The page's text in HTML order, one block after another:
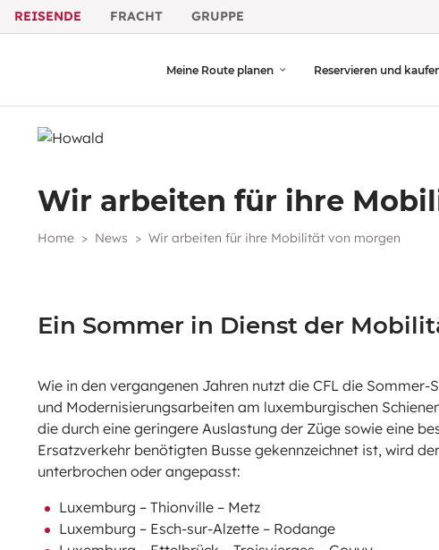
REISENDE FRACHT GRUPPE
Meine Route planen Reservieren und
Wir arbeiten für ihre
Home News Wir arbeiten für ihre Mobilität von morgen
Ein Sommer in Dienst der
Wie in den vergangenen Jahren nutzt die CFL die
und Modernisierungsarbeiten am luxemburgischen
die durch eine geringere Auslastung der Züge sowie eine
Ersatzverkehr benötigten Busse gekennzeichnet ist, wird
unterbrochen oder angepasst:
Luxemburg – Thionville – Metz
Luxemburg – Esch-sur-Alzette – Rodange